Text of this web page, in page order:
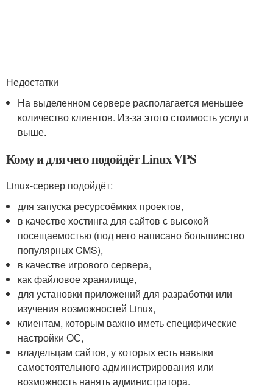
Недостатки
На выделенном сервере располагается меньшее
количество клиентов. Из-за этого стоимость услуги
выше.
Кому и для чего подойдёт Linux VPS
Linux-сервер подойдёт:
для запуска ресурсоёмких проектов,
в качестве хостинга для сайтов с высокой
посещаемостью (под него написано большинство
популярных CMS),
в качестве игрового сервера,
как файловое хранилище,
для установки приложений для разработки или
изучения возможностей Linux,
клиентам, которым важно иметь специфические
настройки ОС,
владельцам сайтов, у которых есть навыки
самостоятельного администрирования или
возможность нанять администратора.